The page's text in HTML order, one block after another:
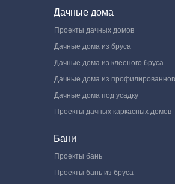
Дачные дома
Проекты дачных домов
Дачные дома из бруса
Дачные дома из клееного бруса
Дачные дома из
Дачные дома под усадку
Проекты дачных каркасных домов
Бани
Проекты бань
Проекты бань из бруса